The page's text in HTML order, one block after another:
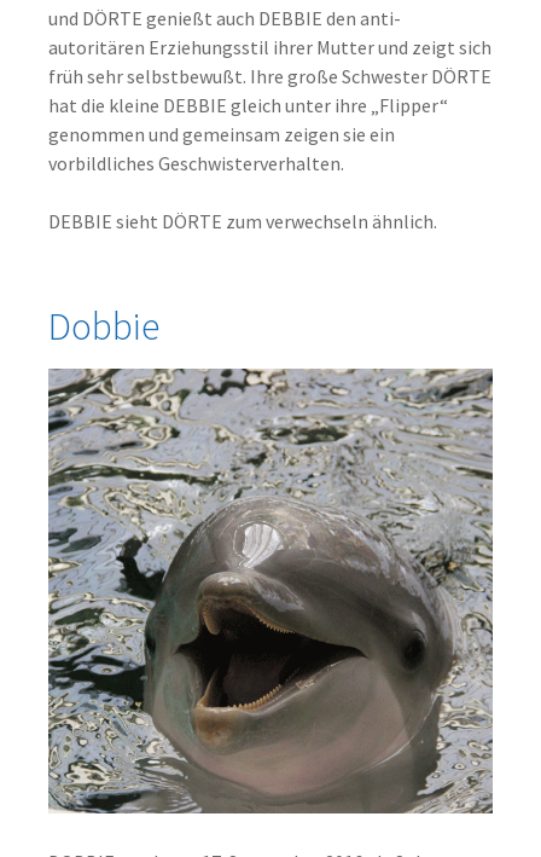
und DÖRTE genießt auch DEBBIE den anti-
autoritären Erziehungsstil ihrer Mutter und zeigt sich
früh sehr selbstbewußt. Ihre große Schwester DÖRTE
hat die kleine DEBBIE gleich unter ihre „Flipper“
genommen und gemeinsam zeigen sie ein
vorbildliches Geschwisterverhalten.
DEBBIE sieht DÖRTE zum verwechseln ähnlich.
Dobbie